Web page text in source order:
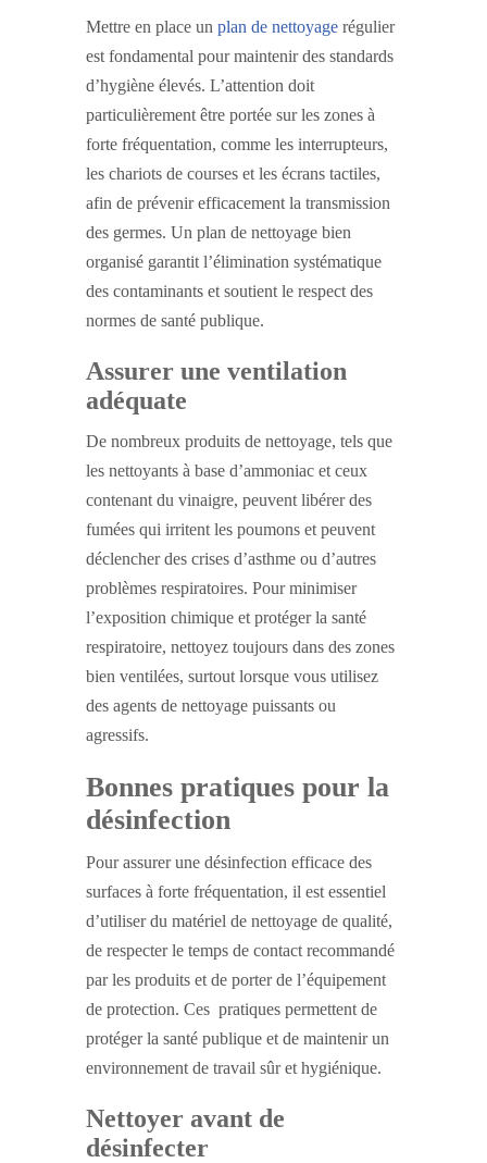
Mettre en place un plan de nettoyage régulier
est fondamental pour maintenir des standards
d’hygiène élevés. L’attention doit
particulièrement être portée sur les zones à
forte fréquentation, comme les interrupteurs,
les chariots de courses et les écrans tactiles,
afin de prévenir efficacement la transmission
des germes. Un plan de nettoyage bien
organisé garantit l’élimination systématique
des contaminants et soutient le respect des
normes de santé publique.
Assurer une ventilation
adéquate
De nombreux produits de nettoyage, tels que
les nettoyants à base d’ammoniac et ceux
contenant du vinaigre, peuvent libérer des
fumées qui irritent les poumons et peuvent
déclencher des crises d’asthme ou d’autres
problèmes respiratoires. Pour minimiser
l’exposition chimique et protéger la santé
respiratoire, nettoyez toujours dans des zones
bien ventilées, surtout lorsque vous utilisez
des agents de nettoyage puissants ou
agressifs.
Bonnes pratiques pour la
désinfection
Pour assurer une désinfection efficace des
surfaces à forte fréquentation, il est essentiel
d’utiliser du matériel de nettoyage de qualité,
de respecter le temps de contact recommandé
par les produits et de porter de l’équipement
de protection. Ces pratiques permettent de
protéger la santé publique et de maintenir un
environnement de travail sûr et hygiénique.
Nettoyer avant de
désinfecter